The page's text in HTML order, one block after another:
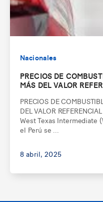
Nacionales
PRECIOS DE
MÁS DEL VALOR
PRECIOS DE
DEL VALOR
West Texas Intermediate
el Perú se ...
8 abril, 2025